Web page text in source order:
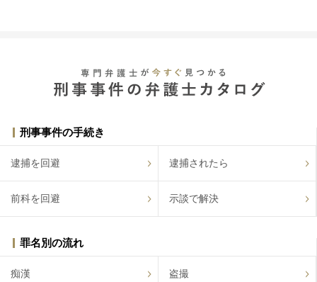
刑事事件の手続き
逮捕を回避 逮捕されたら
前科を回避 示談で解決
罪名別の流れ
痴漢 盗撮